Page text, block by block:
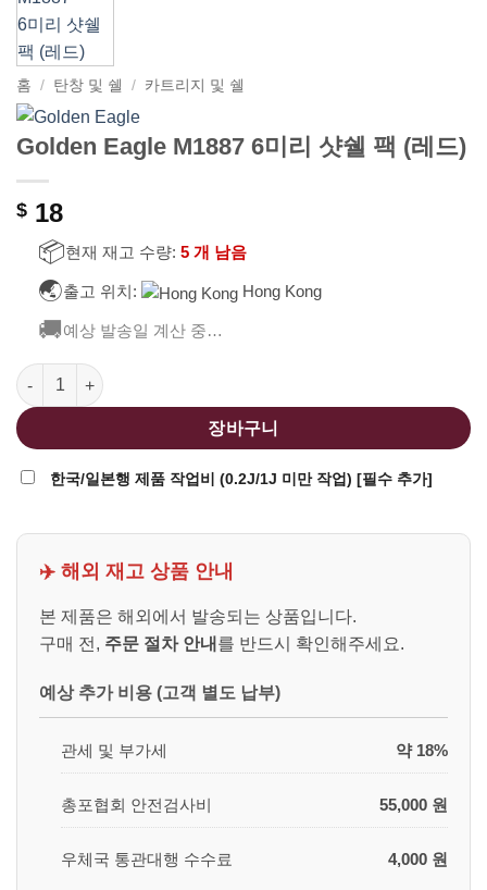
홈 / 탄창 및 쉘 / 카트리지 및 쉘
Golden Eagle M1887 6미리 샷쉘 팩 (레드)
$ 18
📦현재 재고 수량: 5 개 남음
🌏출고 위치: Hong Kong
🚚예상 발송일 계산 중…
Golden Eagle M1887 6미리 샷쉘 팩 (레드) 수량
장바구니
한국/일본행 제품 작업비 (0.2J/1J 미만 작업) [필수 추가]
✈️ 해외 재고 상품 안내
본 제품은 해외에서 발송되는 상품입니다.
구매 전, 주문 절차 안내 를 반드시 확인해주세요.
예상 추가 비용 (고객 별도 납부)
관세 및 부가세 약 18%
총포협회 안전검사비 55,000 원
우체국 통관대행 수수료 4,000 원